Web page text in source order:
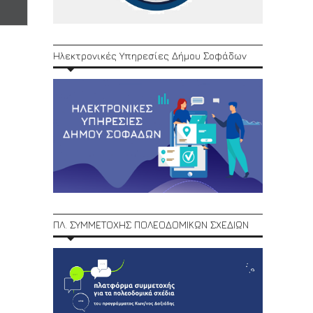
Ηλεκτρονικές Υπηρεσίες Δήμου Σοφάδων
ΠΛ. ΣΥΜΜΕΤΟΧΗΣ ΠΟΛΕΟΔΟΜΙΚΩΝ ΣΧΕΔΙΩΝ